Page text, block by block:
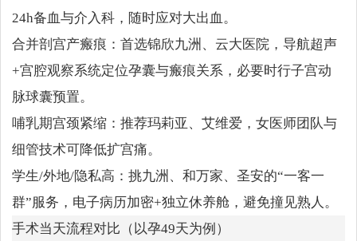
24h备血与介入科，随时应对大出血。
合并剖宫产瘢痕：首选锦欣九洲、云大医院，导航超声
+宫腔观察系统定位孕囊与瘢痕关系，必要时行子宫动
脉球囊预置。
哺乳期宫颈紧缩：推荐玛莉亚、艾维爱，女医师团队与
细管技术可降低扩宫痛。
学生/外地/隐私高：挑九洲、和万家、圣安的“一客一
群”服务，电子病历加密+独立休养舱，避免撞见熟人。
手术当天流程对比（以孕49天为例）